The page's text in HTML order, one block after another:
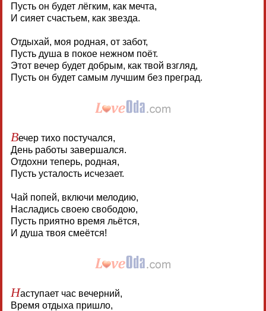
Пусть он будет лёгким, как мечта,
И сияет счастьем, как звезда.
Отдыхай, моя родная, от забот,
Пусть душа в покое нежном поёт.
Этот вечер будет добрым, как твой взгляд,
Пусть он будет самым лучшим без преград.
Вечер тихо постучался,
День работы завершался.
Отдохни теперь, родная,
Пусть усталость исчезает.
Чай попей, включи мелодию,
Насладись своею свободою,
Пусть приятно время льётся,
И душа твоя смеётся!
Наступает час вечерний,
Время отдыха пришло,